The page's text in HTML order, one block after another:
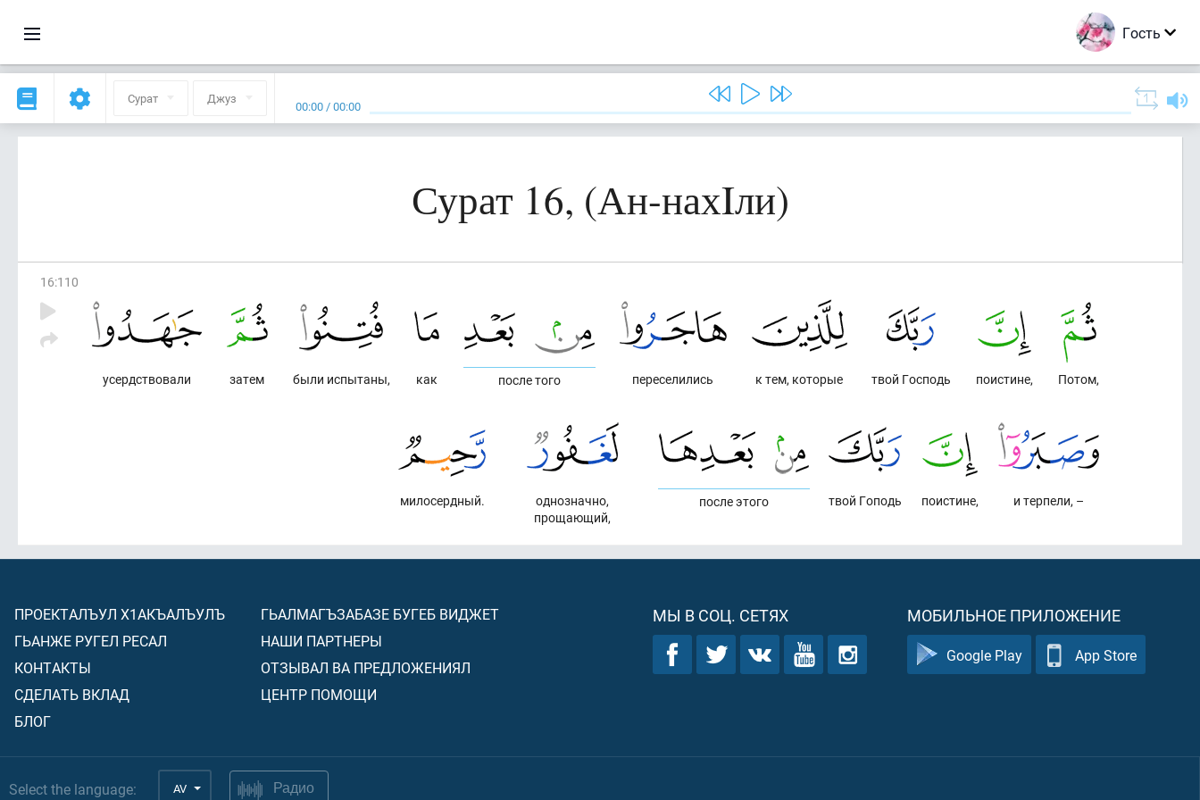
Гость
Сурат Джуз 00:00 /00:00
Сурат 16, (Ан-нахIли)
16:110
Потом,
поистине,
твой Господь
к тем, которые
переселились
после того
как
были испытаны,
затем
усердствовали
и терпели, –
поистине,
твой Гоподь
после этого
однозначно,
прощающий,
милосердный.
ПРОЕКТАЛЪУЛ Х1АКЪАЛЪУЛЪ
ГЬАНЖЕ РУГЕЛ РЕСАЛ
КОНТАКТЫ
СДЕЛАТЬ ВКЛАД
БЛОГ
ГЬАЛМАГЪЗАБАЗЕ БУГЕБ ВИДЖЕТ
НАШИ ПАРТНЕРЫ
ОТЗЫВАЛ ВА ПРЕДЛОЖЕНИЯЛ
ЦЕНТР ПОМОЩИ
МЫ В СОЦ. СЕТЯХ МОБИЛЬНОЕ ПРИЛОЖЕНИЕ
Google Play App Store
Select the language: AV Радио